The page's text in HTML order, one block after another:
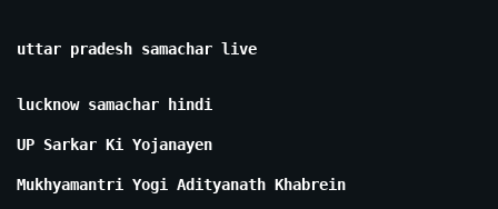
uttar pradesh samachar live
lucknow samachar hindi
UP Sarkar Ki Yojanayen
Mukhyamantri Yogi Adityanath Khabrein